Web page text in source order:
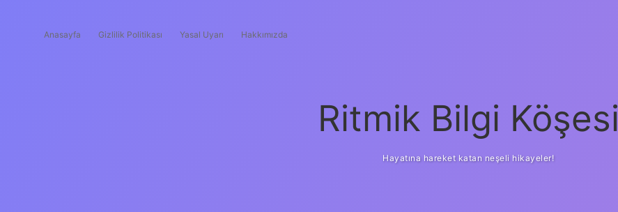
Anasayfa Gizlilik Politikası Yasal Uyarı Hakkımızda
Ritmik Bilgi Köşesi
Hayatına hareket katan neşeli hikayeler!